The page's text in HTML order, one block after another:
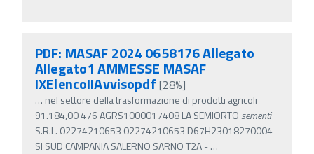
PDF: MASAF 2024 0658176 Allegato
Allegato1 AMMESSE MASAF
IXElencoIIAvvisopdf [28%]
… nel settore della trasformazione di prodotti agricoli
91.184,00 476 AGRS1000017408 LA SEMIORTO sementi
S.R.L. 02274210653 02274210653 D67H23018270004
SI SUD CAMPANIA SALERNO SARNO T2A -…